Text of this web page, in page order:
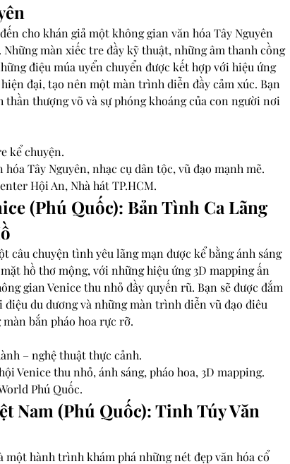
cho khán giả một không gian văn hóa Tây Nguyên
Những màn xiếc tre đầy kỹ thuật, những âm thanh cồng
điệu múa uyển chuyển được kết hợp với hiệu ứng
đại, tạo nên một màn trình diễn đầy cảm xúc. Bạn
thần thượng võ và sự phóng khoáng của con người nơi
kể chuyện.
hóa Tây Nguyên, nhạc cụ dân tộc, vũ đạo mạnh mẽ.
Hội An, Nhà hát TP.HCM.
(Phú Quốc): Bản Tình Ca Lãng
câu chuyện tình yêu lãng mạn được kể bằng ánh sáng
hồ thơ mộng, với những hiệu ứng 3D mapping ấn
gian Venice thu nhỏ đầy quyến rũ. Bạn sẽ được đắm
du dương và những màn trình diễn vũ đạo điêu
bắn pháo hoa rực rỡ.
– nghệ thuật thực cảnh.
Venice thu nhỏ, ánh sáng, pháo hoa, 3D mapping.
Phú Quốc.
Nam (Phú Quốc): Tinh Túy Văn
một hành trình khám phá những nét đẹp văn hóa cổ